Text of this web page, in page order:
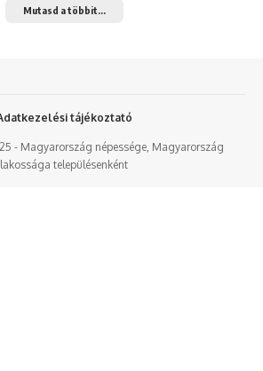
Mutasd a többit...
- Magyarország népessége, Magyarország
lakossága településenként
tájékoztató